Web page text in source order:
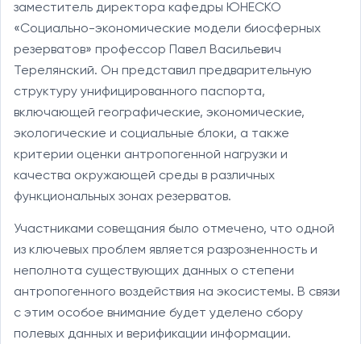
заместитель директора кафедры ЮНЕСКО
«Социально-экономические модели биосферных
резерватов» профессор Павел Васильевич
Терелянский. Он представил предварительную
структуру унифицированного паспорта,
включающей географические, экономические,
экологические и социальные блоки, а также
критерии оценки антропогенной нагрузки и
качества окружающей среды в различных
функциональных зонах резерватов.
Участниками совещания было отмечено, что одной
из ключевых проблем является разрозненность и
неполнота существующих данных о степени
антропогенного воздействия на экосистемы. В связи
с этим особое внимание будет уделено сбору
полевых данных и верификации информации.